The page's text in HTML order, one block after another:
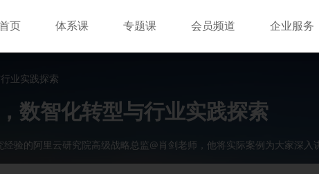
页 体系课 专题课 会员频道 企业服务
业实践探索
数智化转型与行业实践探索
验的阿里云研究院高级战略总监@肖剑老师，他将实际案例为大家深入